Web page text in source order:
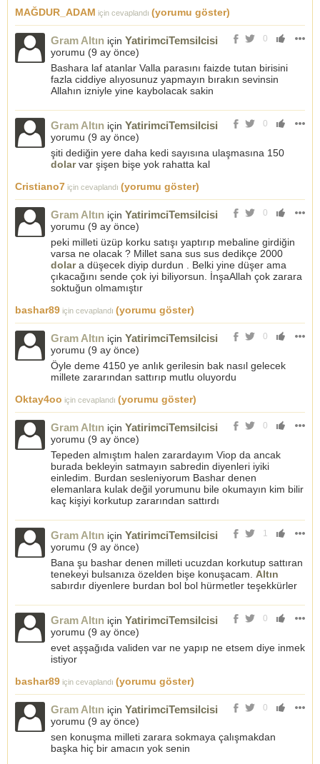
MAĞDUR_ADAM için cevaplandı (yorumu göster)
0
Gram Altın için YatirimciTemsilcisi
yorumu (9 ay önce)
Bashara laf atanlar Valla parasını faizde tutan birisini
fazla ciddiye alıyosunuz yapmayın bırakın sevinsin
Allahın izniyle yine kaybolacak sakin
0
Gram Altın için YatirimciTemsilcisi
yorumu (9 ay önce)
şiti dediğin yere daha kedi sayısına ulaşmasına 150
dolarvar şişen bişe yok rahatta kal
Cristiano7 için cevaplandı (yorumu göster)
0
Gram Altın için YatirimciTemsilcisi
yorumu (9 ay önce)
peki milleti üzüp korku satışı yaptırıp mebaline girdiğin
varsa ne olacak ? Millet sana sus sus dedikçe 2000
dolara düşecek diyip durdun . Belki yine düşer ama
çıkacağını sende çok iyi biliyorsun. İnşaAllah çok zarara
soktuğun olmamıştır
bashar89 için cevaplandı (yorumu göster)
0
Gram Altın için YatirimciTemsilcisi
yorumu (9 ay önce)
Öyle deme 4150 ye anlık gerilesin bak nasıl gelecek
millete zararından sattırıp mutlu oluyordu
Oktay4oo için cevaplandı (yorumu göster)
0
Gram Altın için YatirimciTemsilcisi
yorumu (9 ay önce)
Tepeden almıştım halen zarardayım Viop da ancak
burada bekleyin satmayın sabredin diyenleri iyiki
einledim. Burdan sesleniyorum Bashar denen
elemanlara kulak değil yorumunu bile okumayın kim bilir
kaç kişiyi korkutup zararından sattırdı
1
Gram Altın için YatirimciTemsilcisi
yorumu (9 ay önce)
Bana şu bashar denen milleti ucuzdan korkutup sattıran
tenekeyi bulsanıza özelden bişe konuşacam. Altın
sabırdır diyenlere burdan bol bol hürmetler teşekkürler
0
Gram Altın için YatirimciTemsilcisi
yorumu (9 ay önce)
evet aşşağıda validen var ne yapıp ne etsem diye inmek
istiyor
bashar89 için cevaplandı (yorumu göster)
0
Gram Altın için YatirimciTemsilcisi
yorumu (9 ay önce)
sen konuşma milleti zarara sokmaya çalışmakdan
başka hiç bir amacın yok senin